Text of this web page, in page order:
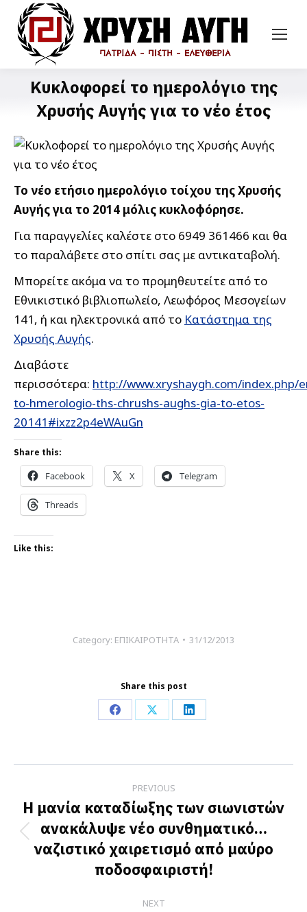
Κυκλοφορεί το ημερολόγιο της
Χρυσής Αυγής για το νέο έτος
Το νέο ετήσιο ημερολόγιο τοίχου της Χρυσής
Αυγής για το 2014 μόλις κυκλοφόρησε.
Για παραγγελίες καλέστε στο 6949 361466 και θα
το παραλάβετε στο σπίτι σας με αντικαταβολή.
Μπορείτε ακόμα να το προμηθευτείτε από το
Εθνικιστικό βιβλιοπωλείο, Λεωφόρος Μεσογείων
141, ή και ηλεκτρονικά από το Κατάστημα της
Χρυσής Αυγής.
Διαβάστε
περισσότερα: http://www.xryshaygh.com/index.php/
to-hmerologio-ths-chrushs-aughs-gia-to-etos-
20141#ixzz2p4eWAuGn
Share this:
Facebook X Telegram
Threads
Like this:
Category: ΕΠΙΚΑΙΡΟΤΗΤΑ 31/12/2013
Share this post
Share
Facebook
Share
X
Share
LinkedIn
navigation
PREVIOUS
Previous
post:
Η μανία καταδίωξης των σιωνιστών
ανακάλυψε νέο συνθηματικό…
ναζιστικό χαιρετισμό από μαύρο
ποδοσφαιριστή!
NEXT